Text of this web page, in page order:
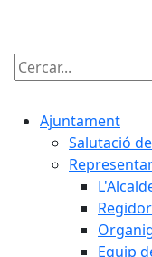
Cercar:
Ajuntament
Salutació
Equip